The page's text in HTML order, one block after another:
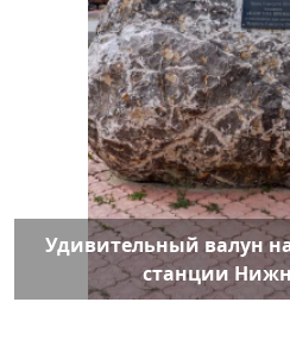
Удивительный валун
станции